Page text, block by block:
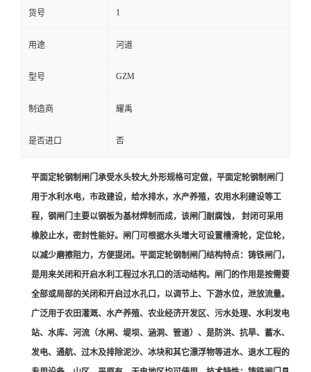
货号 1
用途 河道
型号 GZM
制造商 耀禹
是否进口 否
平面定轮钢制闸门承受水头较大,外形规格可定做，平面定轮钢制闸门
用于水利水电，市政建设，给水排水，水产养殖，农用水利建设等工
程，钢闸门主要以钢板为基材焊制而成，该闸门耐腐蚀， 封闭可采用
橡胶止水，密封性能好。闸门可根据水头增大可设置槽滑轮，定位轮，
以减少磨擦阻力，方便提闭。平面定轮钢制闸门结构特点：铸铁闸门，
是用来关闭和开启水利工程过水孔口的活动结构。闸门的作用是按需要
全部或局部的关闭和开启过水孔口，以调节上、下游水位，泄放流量。
广泛用于农田灌溉、水产养殖、农业经济开发区、污水处理、水利发电
站、水库、河流（水闸、堤坝、涵洞、管道）、是防洪、抗旱、蓄水、
发电、通航、过木及排除泥沙、冰块和其它漂浮物等进水、退水工程的